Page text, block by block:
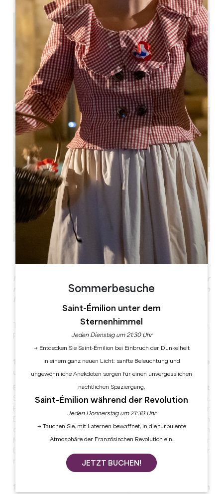
Alle Fotos anzeigen
Ideales Programm für Gruppen, das die Entdeckung der
mittelalterlichen Stadt und des Weinbergs sowie ein
Mittagessen in einem Restaurant beinhaltet.
Treffen Sie sich bei Ihrer Ankunft am Office de Tourisme,
Place des Créneaux in Saint-Émilion.
10H00 - Stadtrundgang: Saint-Émilion und die
unterirdischen Denkmäler.
in 1,5 Stundendie Geschichte der Stadt
Saint-Emilion, indem Sie Ihrem Fremdenführer folgen.
Entdecken Sie die wichtigsten Etappen ihrer
Entwicklung von den Anfängen bis heute, vorbei an
einem Aussichtspunkt und den unterirdischen
Monumenten wie der Einsiedelei, der
monolithischen Kirche.
12H30 - Mittagessen im Restaurant (in Saint-Émilion
Journée
Sommerbesuche
Saint-Émilion unter dem
Sternenhimmel
Jeden Dienstag um 21:30 Uhr
→ Entdecken Sie Saint-Émilion bei Einbruch der Dunkelheit
in einem ganz neuen Licht: sanfte Beleuchtung und
ungewöhnliche Anekdoten sorgen für einen unvergesslichen
nächtlichen Spaziergang.
Saint-Émilion während der Revolution
Jeden Donnerstag um 21:30 Uhr
→ Tauchen Sie, mit Laternen bewaffnet, in die turbulente
Atmosphäre der Französischen Revolution ein.
JETZT BUCHEN!